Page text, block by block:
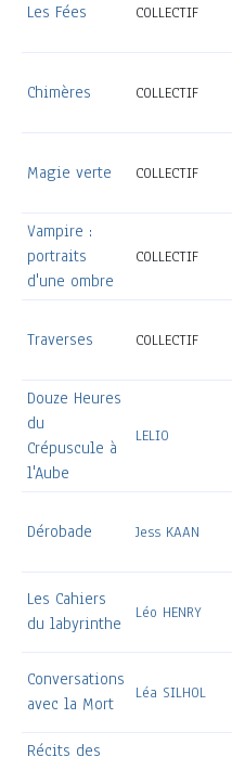
Les Fées COLLECTIF
Chimères COLLECTIF
Magie verte COLLECTIF
Vampire :
portraits
d'une ombre
COLLECTIF
Traverses COLLECTIF
Douze Heures
du
Crépuscule à
l'Aube
LELIO
Dérobade Jess KAAN
Les Cahiers
du labyrinthe
Léo HENRY
Conversations
avec la Mort
Léa SILHOL
Récits des